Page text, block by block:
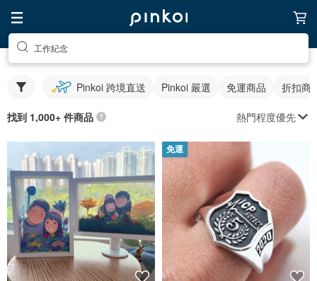
工作紀念
Pinkoi 跨境直送 Pinkoi 嚴選 免運商品 折扣商
找到 1,000+ 件商品 熱門程度優先
免運